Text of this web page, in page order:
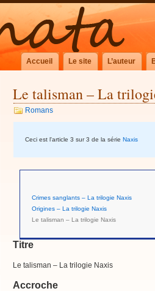
Accueil Le site L’auteur
Le talisman – La
Romans
Ceci est l'article 3 sur 3 de la sérieNaxis
Crimes sanglants – La trilogie Naxis
Origines – La trilogie Naxis
Le talisman – La trilogie Naxis
Titre
Le talisman – La trilogie Naxis
Accroche